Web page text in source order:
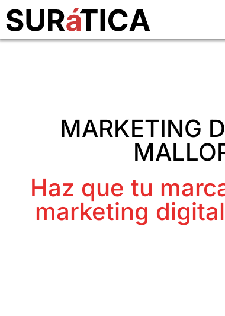
MARKETING
Haz que tu
marketing